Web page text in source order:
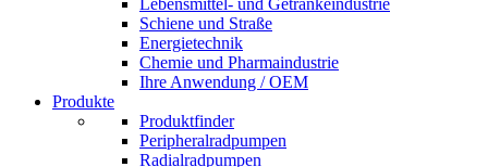
Lebensmittel- und Getränkeindustrie
Schiene und Straße
Energietechnik
Chemie und Pharmaindustrie
Ihre Anwendung / OEM
Produkte
Produktfinder
Peripheralradpumpen
Radialradpumpen